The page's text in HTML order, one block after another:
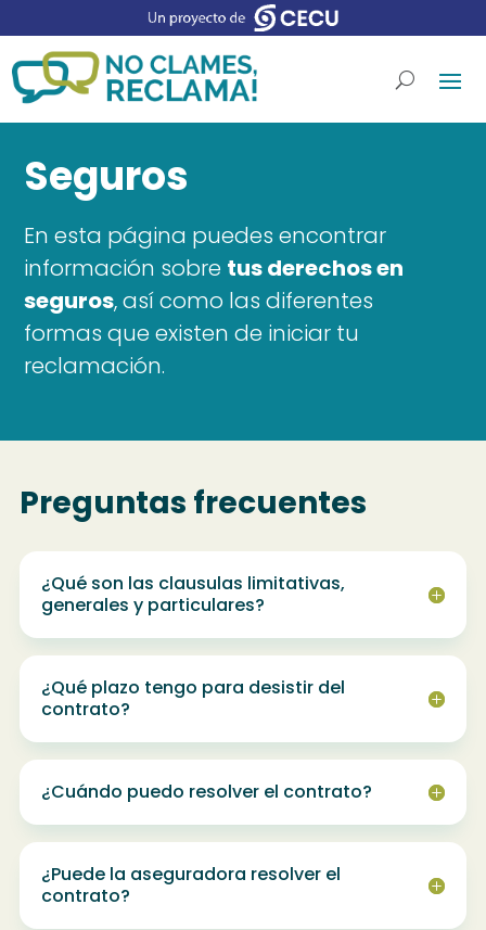
Seguros
En esta página puedes encontrar
información sobre tus derechos en
seguros, así como las diferentes
formas que existen de iniciar tu
reclamación.
Preguntas frecuentes
¿Qué son las clausulas limitativas,
generales y particulares?
¿Qué plazo tengo para desistir del
contrato?
¿Cuándo puedo resolver el contrato?
¿Puede la aseguradora resolver el
contrato?